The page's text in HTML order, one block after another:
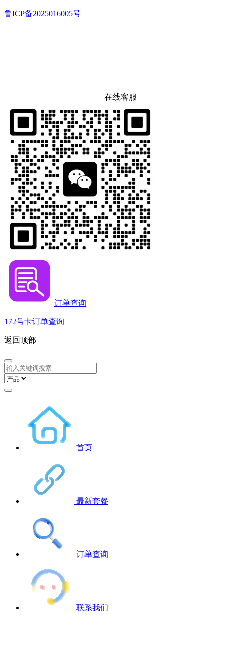
鲁ICP备2025016005号
在线客服
订单查询
172号卡订单查询
返回顶部
首页
最新套餐
订单查询
联系我们